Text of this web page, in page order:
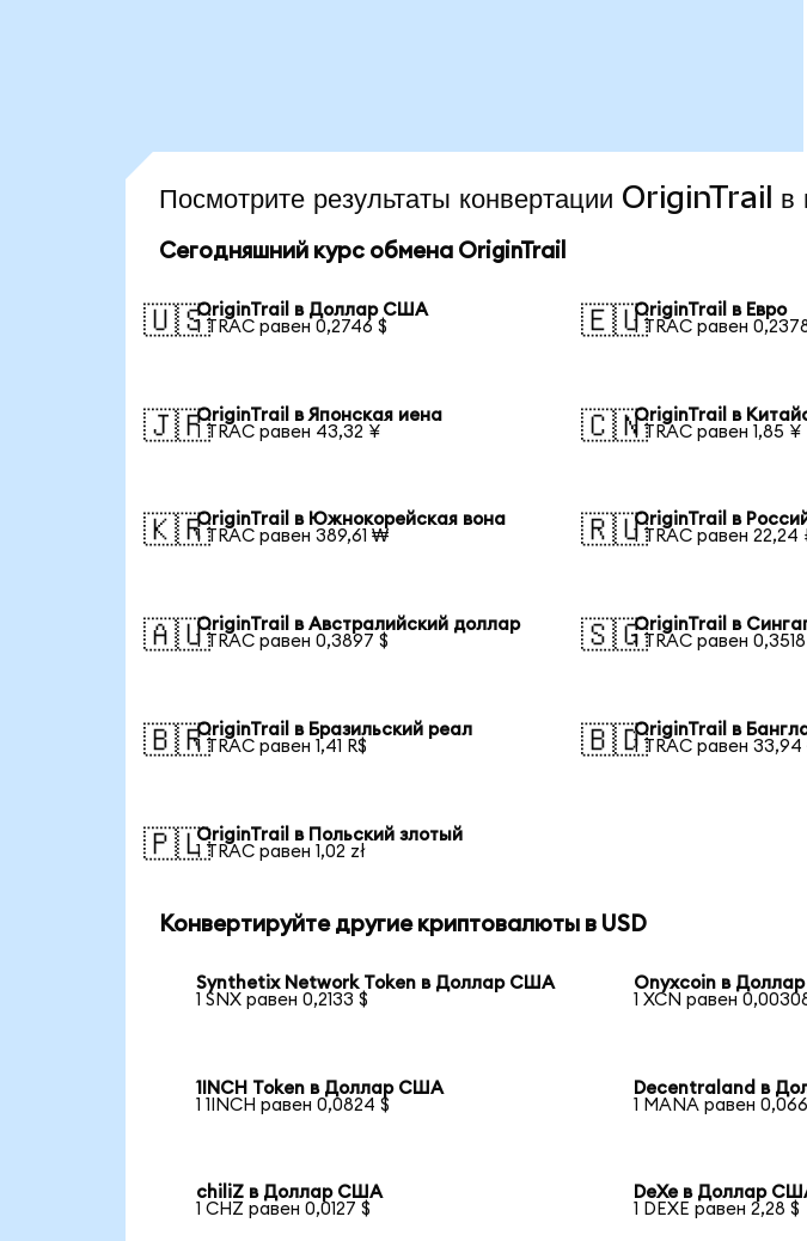
Посмотрите результаты конвертации OriginTrail
Сегодняшний курс обмена OriginTrail
🇺🇸OriginTrail в Доллар США
1 TRAC равен 0,2746 $
🇪🇺OriginTrail в Евро
1 TRAC равен
🇯🇵OriginTrail в Японская иена
1 TRAC равен 43,32 ¥
🇨🇳OriginTrail в
1 TRAC равен 1,85 ¥
🇰🇷OriginTrail в Южнокорейская вона
1 TRAC равен 389,61 ₩
🇷🇺OriginTrail в
1 TRAC равен 22,24
🇦🇺OriginTrail в Австралийский доллар
1 TRAC равен 0,3897 $
🇸🇬OriginTrail в
1 TRAC равен
🇧🇷OriginTrail в Бразильский реал
1 TRAC равен 1,41 R$
🇧🇩OriginTrail в
1 TRAC равен 33,94
🇵🇱OriginTrail в Польский злотый
1 TRAC равен 1,02 zł
Конвертируйте другие криптовалюты в USD
Synthetix Network Token в Доллар США
1 SNX равен 0,2133 $
Onyxcoin в
1 XCN равен
1INCH Token в Доллар США
1 1INCH равен 0,0824 $
Decentraland в
1 MANA равен
chiliZ в Доллар США
1 CHZ равен 0,0127 $
DeXe в Доллар
1 DEXE равен 2,28 $